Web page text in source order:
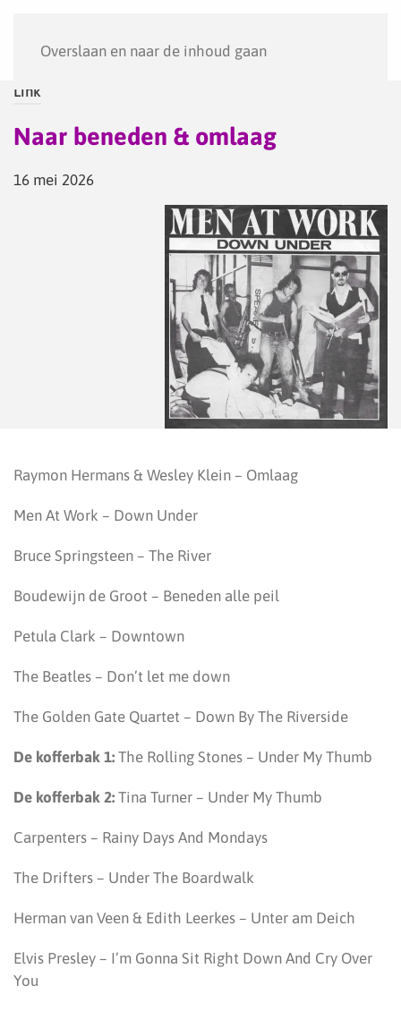
Overslaan en naar de inhoud gaan
Link
Naar beneden & omlaag
16 mei 2026
Raymon Hermans & Wesley Klein – Omlaag
Men At Work – Down Under
Bruce Springsteen – The River
Boudewijn de Groot – Beneden alle peil
Petula Clark – Downtown
The Beatles – Don’t let me down
The Golden Gate Quartet – Down By The Riverside
De kofferbak 1: The Rolling Stones – Under My Thumb
De kofferbak 2: Tina Turner – Under My Thumb
Carpenters – Rainy Days And Mondays
The Drifters – Under The Boardwalk
Herman van Veen & Edith Leerkes – Unter am Deich
Elvis Presley – I’m Gonna Sit Right Down And Cry Over
You